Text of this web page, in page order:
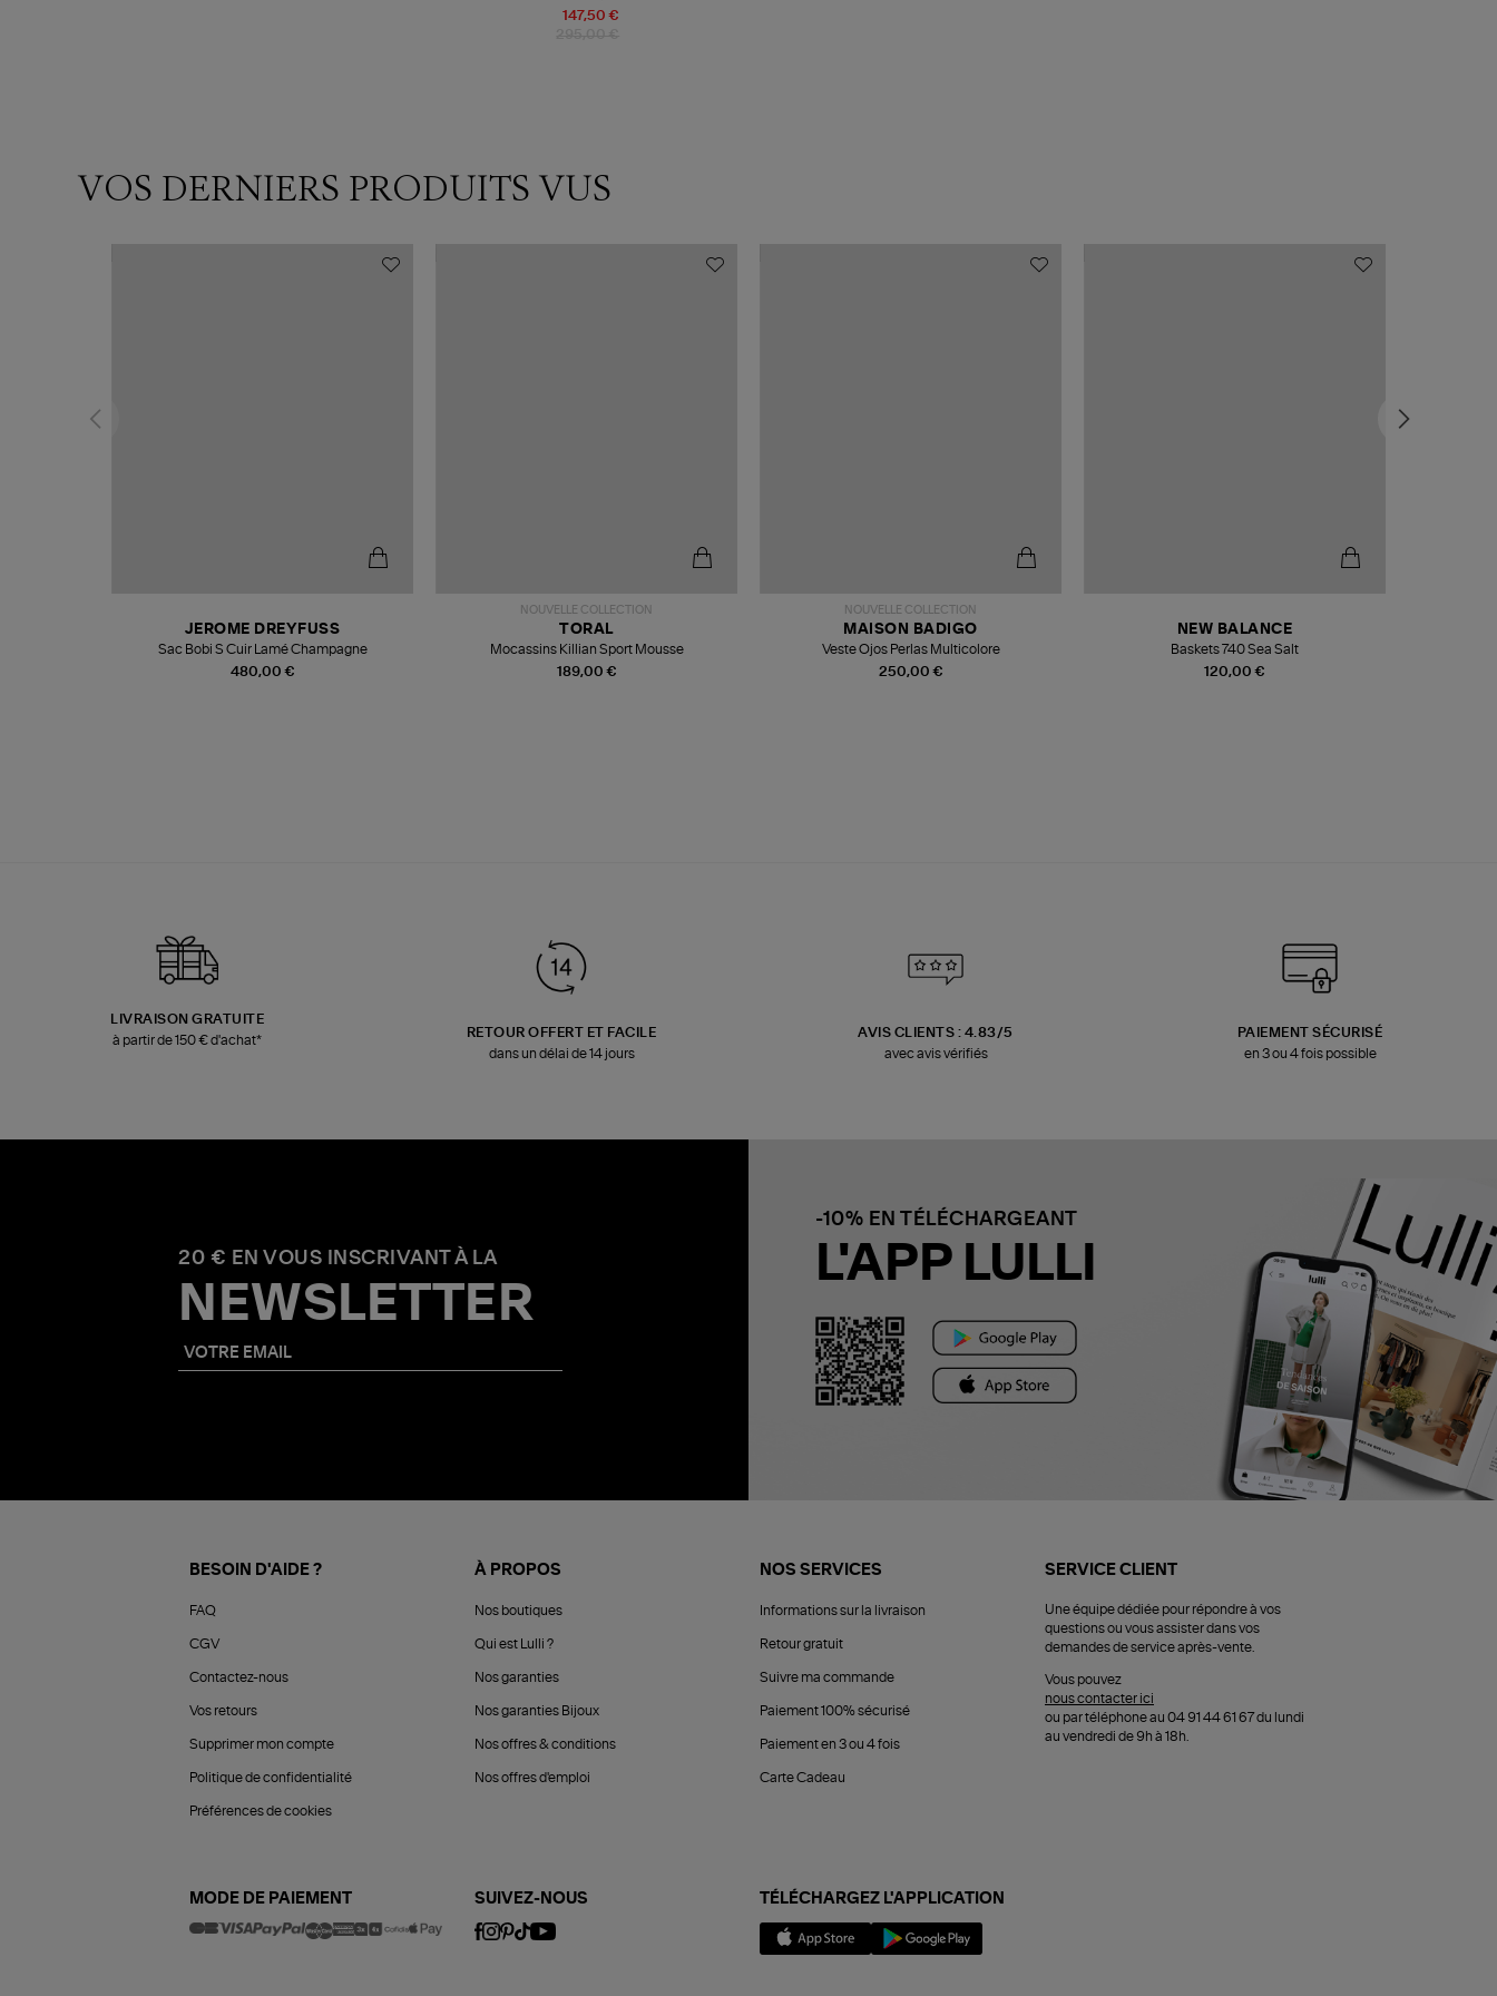
147,50 €
VOS DERNIERS PRODUITS VUS
480,00 €
JEROME DREYFUSS
Sac Bobi S Cuir Lamé Champagne
NOUVELLE COLLECTION
189,00 €
TORAL
Mocassins Killian Sport Mousse
NOUVELLE COLLECTION
250,00 €
MAISON BADIGO
Veste Ojos Perlas Multicolore
120,00 €
NEW BALANCE
Baskets 740 Sea Salt
LIVRAISON GRATUITE
à partir de 150 € d'achat*
RETOUR OFFERT ET FACILE
dans un délai de 14 jours
AVIS CLIENTS : 4.83/5
avec avis vérifiés
PAIEMENT SÉCURISÉ
en 3 ou 4 fois possible
20 € EN VOUS INSCRIVANT À LA
NEWSLETTER
-10% EN TÉLÉCHARGEANT
L'APP LULLI
BESOIN D'AIDE ?
FAQ
CGV
Contactez-nous
Vos retours
Supprimer mon compte
Politique de confidentialité
Préférences de cookies
À PROPOS
Nos boutiques
Qui est Lulli ?
Nos garanties
Nos garanties Bijoux
Nos offres & conditions
Nos offres d'emploi
NOS SERVICES
Informations sur la livraison
Retour gratuit
Suivre ma commande
Paiement 100% sécurisé
Paiement en 3 ou 4 fois
Carte Cadeau
SERVICE CLIENT
Une équipe dédiée pour répondre à vos
questions ou vous assister dans vos
demandes de service après-vente.
Vous pouvez
nous contacter ici
ou par téléphone au 04 91 44 61 67 du lundi
au vendredi de 9h à 18h.
MODE DE PAIEMENT SUIVEZ-NOUS TÉLÉCHARGEZ L'APPLICATION